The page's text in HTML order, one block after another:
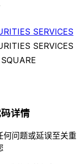
SERVICES
SERVICES
详情
问题或延误至关重